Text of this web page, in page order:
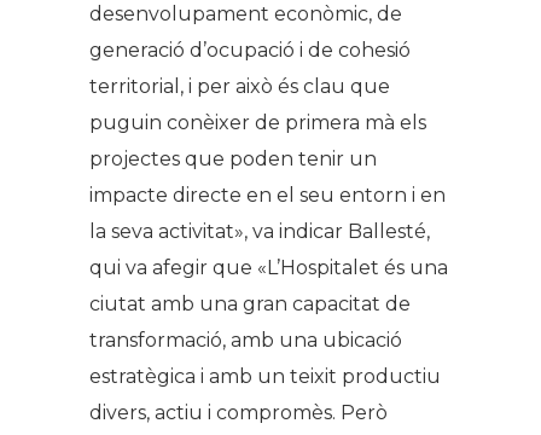
desenvolupament econòmic, de
generació d’ocupació i de cohesió
territorial, i per això és clau que
puguin conèixer de primera mà els
projectes que poden tenir un
impacte directe en el seu entorn i en
la seva activitat», va indicar Ballesté,
qui va afegir que «L’Hospitalet és una
ciutat amb una gran capacitat de
transformació, amb una ubicació
estratègica i amb un teixit productiu
divers, actiu i compromès. Però